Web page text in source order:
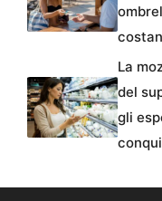
La
del
gli